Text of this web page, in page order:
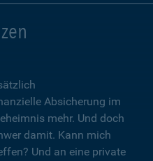
Absicherung im
mehr. Und doch
damit. Kann mich
Und an eine private